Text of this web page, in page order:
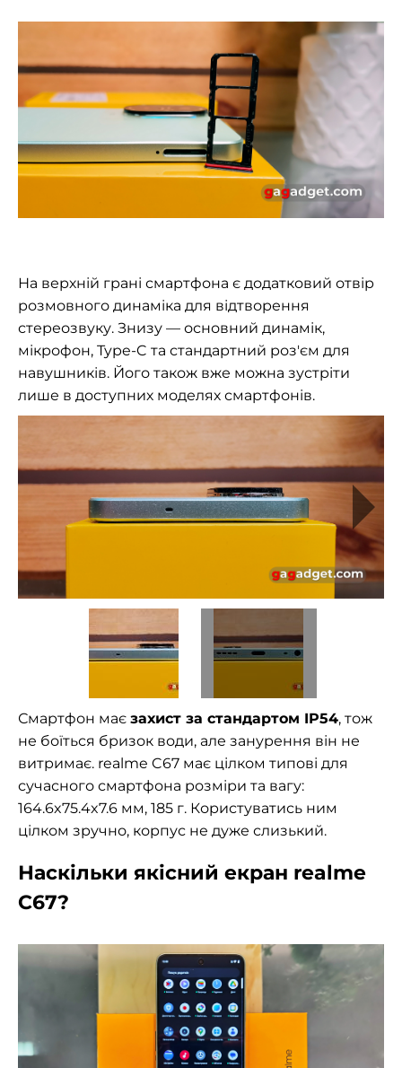
На верхній грані смартфона є додатковий отвір
розмовного динаміка для відтворення
стереозвуку. Знизу — основний динамік,
мікрофон, Type-C та стандартний роз'єм для
навушників. Його також вже можна зустріти
лише в доступних моделях смартфонів.
Смартфон має захист за стандартом IP54, тож
не боїться бризок води, але занурення він не
витримає. realme C67 має цілком типові для
сучасного смартфона розміри та вагу:
164.6x75.4x7.6 мм, 185 г. Користуватись ним
цілком зручно, корпус не дуже слизький.
Наскільки якісний екран realme
C67?